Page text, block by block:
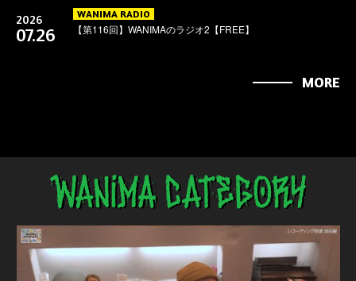
2026
07.26
WANIMA RADIO
【第116回】WANIMAのラジオ2【FREE】
MORE